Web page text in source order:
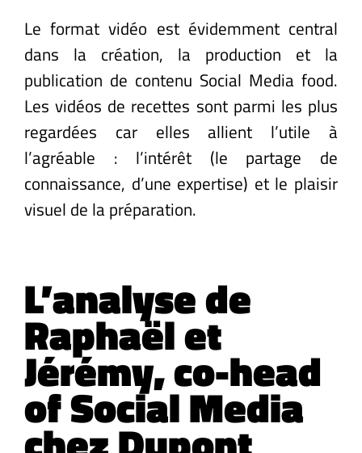
Le format vidéo est évidemment central
dans la création, la production et la
publication de contenu Social Media food.
Les vidéos de recettes sont parmi les plus
regardées car elles allient l’utile à
l’agréable : l’intérêt (le partage de
connaissance, d’une expertise) et le plaisir
visuel de la préparation.
L’analyse de
Raphaël et
Jérémy, co-head
of Social Media